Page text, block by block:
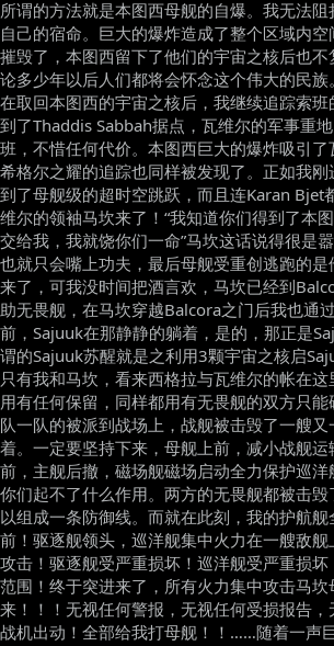
所谓的方法就是本图西母舰的自爆。我无法
自己的宿命。巨大的爆炸造成了整个区域内
摧毁了，本图西留下了他们的宇宙之核后也
论多少年以后人们都将会怀念这个伟大的民族。
在取回本图西的宇宙之核后，我继续追踪索
到了Thaddis Sabbah据点，瓦维尔的军事重
班，不惜任何代价。本图西巨大的爆炸吸引
希格尔之耀的追踪也同样被发现了。正如我
到了母舰级的超时空跳跃，而且连Karan
维尔的领袖马坎来了！“我知道你们得到了本
交给我，我就饶你们一命”马坎这话说得很是
也就只会嘴上功夫，最后母舰受重创逃跑的是
来了，可我没时间把酒言欢，马坎已经到
助无畏舰，在马坎穿越Balcora之门后我也通
前，Sajuuk在那静静的躺着，是的，那正是
谓的Sajuuk苏醒就是之利用3颗宇宙之核启
只有我和马坎，看来西格拉与瓦维尔的帐在
用有任何保留，同样都用有无畏舰的双方只
队一队的被派到战场上，战舰被击毁了一艘
着。一定要坚持下来，母舰上前，减小战舰
前，主舰后撤，磁场舰磁场启动全力保护巡
你们起不了什么作用。两方的无畏舰都被击
以组成一条防御线。而就在此刻，我的护航
前！驱逐舰领头，巡洋舰集中火力在一艘敌
攻击！驱逐舰受严重损坏！巡洋舰受严重损
范围！终于突进来了，所有火力集中攻击马
来！！！无视任何警报，无视任何受损报告，
战机出动！全部给我打母舰！！……随着一声